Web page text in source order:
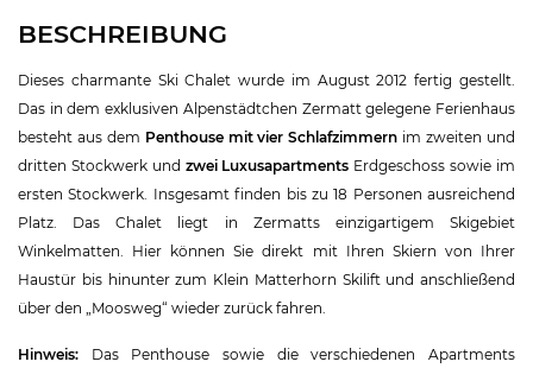
BESCHREIBUNG
Dieses charmante Ski Chalet wurde im August 2012 fertig gestellt.
Das in dem exklusiven Alpenstädtchen Zermatt gelegene Ferienhaus
besteht aus dem Penthouse mit vier Schlafzimmern im zweiten und
dritten Stockwerk und zwei Luxusapartments Erdgeschoss sowie im
ersten Stockwerk. Insgesamt finden bis zu 18 Personen ausreichend
Platz. Das Chalet liegt in Zermatts einzigartigem Skigebiet
Winkelmatten. Hier können Sie direkt mit Ihren Skiern von Ihrer
Haustür bis hinunter zum Klein Matterhorn Skilift und anschließend
über den „Moosweg“ wieder zurück fahren.
Hinweis: Das Penthouse sowie die verschiedenen Apartments